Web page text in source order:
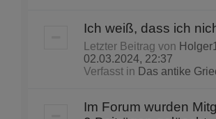
Ich weiß, dass ich
Letzter Beitrag von
02.03.2024, 22:37
Verfasst in Das antike
Im Forum wurden